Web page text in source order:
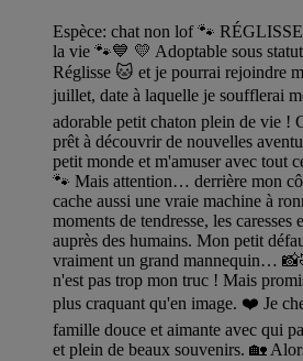
Espèce: chat non lof 🐾
la vie 🐾💙 💛 Adoptable sous
Réglisse 🐱 et je pourrai rejoindre
juillet, date à laquelle je soufflerai
adorable petit chaton plein de vie !
prêt à découvrir de nouvelles
petit monde et m'amuser avec tout
🐾 Mais attention… derrière mon
cache aussi une vraie machine à
moments de tendresse, les caresses
auprès des humains. Mon petit
vraiment un grand mannequin…
n'est pas trop mon truc ! Mais
plus craquant qu'en image. ❤️ Je
famille douce et aimante avec qui
et plein de beaux souvenirs. 🏡